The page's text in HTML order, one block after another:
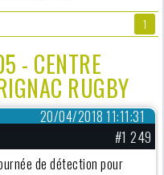
1
- CENTRE
RUGBY
20/04/2018 11:11:31
#1 249
de détection pour